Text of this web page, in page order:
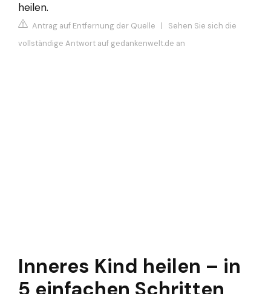
heilen.
Antrag auf Entfernung der Quelle | Sehen Sie sich die
vollständige Antwort auf gedankenwelt.de an
Inneres Kind heilen – in